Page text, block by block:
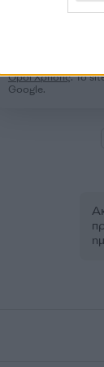
Όροι Χρήσης. Το
Google.